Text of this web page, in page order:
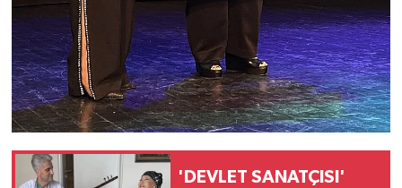
'DEVLET SANATÇISI'